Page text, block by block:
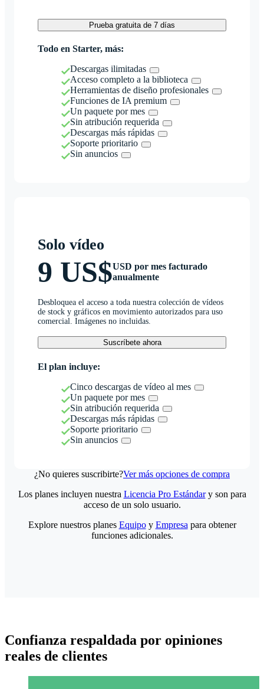
Prueba gratuita de 7 días
Todo en Starter, más:
Descargas ilimitadas
Acceso completo a la biblioteca
Herramientas de diseño profesionales
Funciones de IA premium
Un paquete por mes
Sin atribución requerida
Descargas más rápidas
Soporte prioritario
Sin anuncios
Solo vídeo
9 US$USD por mes facturado
anualmente
Desbloquea el acceso a toda nuestra colección de vídeos
de stock y gráficos en movimiento autorizados para uso
comercial. Imágenes no incluidas.
Suscríbete ahora
El plan incluye:
Cinco descargas de vídeo al mes
Un paquete por mes
Sin atribución requerida
Descargas más rápidas
Soporte prioritario
Sin anuncios
¿No quieres suscribirte?Ver más opciones de compra
Los planes incluyen nuestra Licencia Pro Estándary son para
acceso de un solo usuario.
Explore nuestros planes Equipoy Empresa para obtener
funciones adicionales.
Confianza respaldada por opiniones
reales de clientes